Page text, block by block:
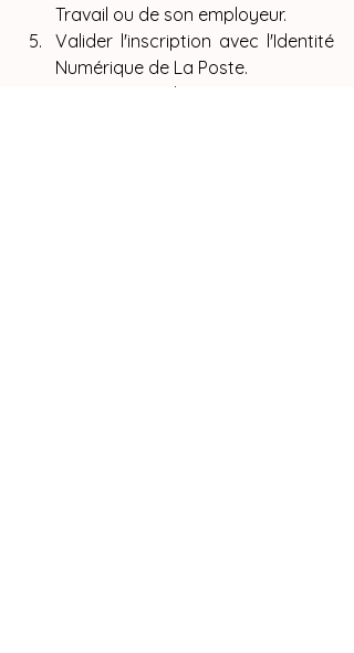
Travail ou de son employeur.
Valider l'inscription avec l'Identité
Numérique de La Poste.